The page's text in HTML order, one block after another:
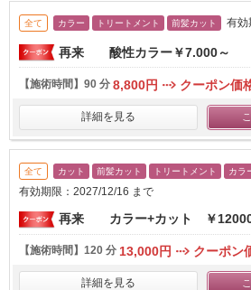
全て カラー トリートメント 前髪カット 有効
再来 酸性カラー￥7.000～
【施術時間】 90 分 8,800円 クーポン価
詳細を見る
全て カット 前髪カット トリートメント カラ
有効期限：2027/12/16 まで
再来 カラー+カット ￥
【施術時間】 120 分 13,000円 クーポン
詳細を見る